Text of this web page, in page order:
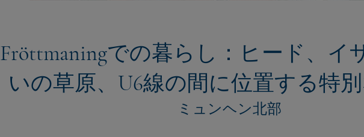
Fröttmaningでの暮らし：ヒード、イ
いの草原、U6線の間に位置する特
ミュンヘン北部